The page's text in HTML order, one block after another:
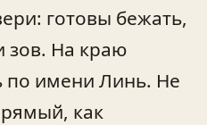
готовы бежать,
зов. На краю
по имени Линь. Не
как